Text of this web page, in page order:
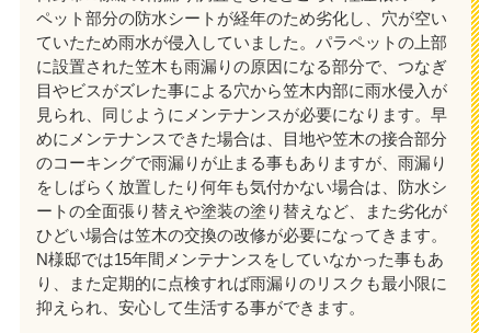
ペット部分の防水シートが経年のため劣化し、穴が空い
ていたため雨水が侵入していました。パラペットの上部
に設置された笠木も雨漏りの原因になる部分で、つなぎ
目やビスがズレた事による穴から笠木内部に雨水侵入が
見られ、同じようにメンテナンスが必要になります。早
めにメンテナンスできた場合は、目地や笠木の接合部分
のコーキングで雨漏りが止まる事もありますが、雨漏り
をしばらく放置したり何年も気付かない場合は、防水シ
ートの全面張り替えや塗装の塗り替えなど、また劣化が
ひどい場合は笠木の交換の改修が必要になってきます。
N様邸では15年間メンテナンスをしていなかった事もあ
り、また定期的に点検すれば雨漏りのリスクも最小限に
抑えられ、安心して生活する事ができます。